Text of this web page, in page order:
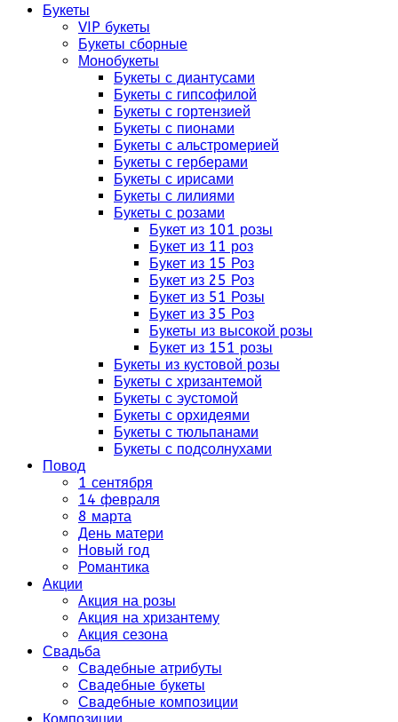
Букеты
VIP букеты
Букеты сборные
Монобукеты
Букеты с диантусами
Букеты с гипсофилой
Букеты с гортензией
Букеты с пионами
Букеты с альстромерией
Букеты с герберами
Букеты с ирисами
Букеты с лилиями
Букеты с розами
Букет из 101 розы
Букет из 11 роз
Букет из 15 Роз
Букет из 25 Роз
Букет из 51 Розы
Букет из 35 Роз
Букеты из высокой розы
Букет из 151 розы
Букеты из кустовой розы
Букеты с хризантемой
Букеты с эустомой
Букеты с орхидеями
Букеты с тюльпанами
Букеты с подсолнухами
Повод
1 сентября
14 февраля
8 марта
День матери
Новый год
Романтика
Акции
Акция на розы
Акция на хризантему
Акция сезона
Свадьба
Свадебные атрибуты
Свадебные букеты
Свадебные композиции
Композиции